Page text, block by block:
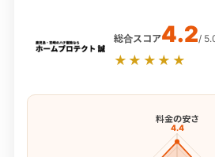
総合スコア4.2/
★★★★★
料金の安さ
4.4